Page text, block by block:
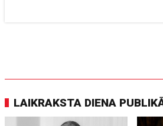
LAIKRAKSTA DIENA